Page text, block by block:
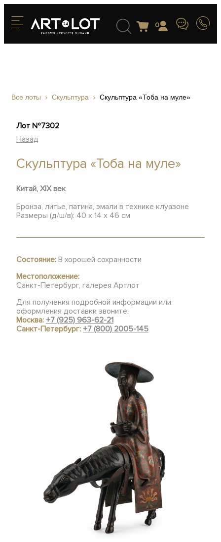
0
Все лоты Скульптура Скульптура «Тоба на муле»
Лот №7302
Назад
Скульптура «Тоба на муле»
Китай, XIX век
Бронза, литье, патина, эмали в технике клуазоне
Размеры (д/ш/в): 40 х 14 х 46 см
Состояние: В хорошей сохранности
Местоположение:
Санкт-Петербург, галерея Артлот
Для получения подробной информации или
оформления доставки звоните:
Москва:+7 (925) 963-62-21
Санкт-Петербург:+7 (800) 2005-145